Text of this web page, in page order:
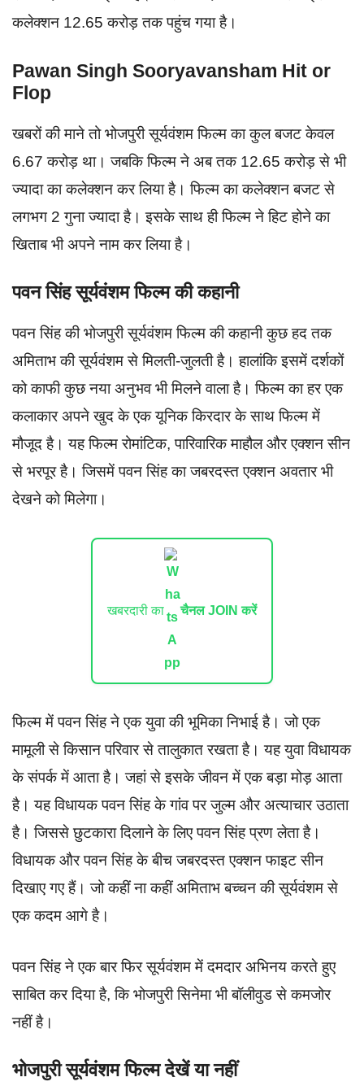
कलेक्शन 12.65 करोड़ तक पहुंच गया है।
Pawan Singh Sooryavansham Hit or
Flop
खबरों की माने तो भोजपुरी सूर्यवंशम फिल्म का कुल बजट केवल
6.67 करोड़ था। जबकि फिल्म ने अब तक 12.65 करोड़ से भी
ज्यादा का कलेक्शन कर लिया है। फिल्म का कलेक्शन बजट से
लगभग 2 गुना ज्यादा है। इसके साथ ही फिल्म ने हिट होने का
खिताब भी अपने नाम कर लिया है।
पवन सिंह सूर्यवंशम फिल्म की कहानी
पवन सिंह की भोजपुरी सूर्यवंशम फिल्म की कहानी कुछ हद तक
अमिताभ की सूर्यवंशम से मिलती-जुलती है। हालांकि इसमें दर्शकों
को काफी कुछ नया अनुभव भी मिलने वाला है। फिल्म का हर एक
कलाकार अपने खुद के एक यूनिक किरदार के साथ फिल्म में
मौजूद है। यह फिल्म रोमांटिक, पारिवारिक माहौल और एक्शन सीन
से भरपूर है। जिसमें पवन सिंह का जबरदस्त एक्शन अवतार भी
देखने को मिलेगा।
खबरदारी का चैनल JOIN करें
फिल्म में पवन सिंह ने एक युवा की भूमिका निभाई है। जो एक
मामूली से किसान परिवार से तालुकात रखता है। यह युवा विधायक
के संपर्क में आता है। जहां से इसके जीवन में एक बड़ा मोड़ आता
है। यह विधायक पवन सिंह के गांव पर जुल्म और अत्याचार उठाता
है। जिससे छुटकारा दिलाने के लिए पवन सिंह प्रण लेता है।
विधायक और पवन सिंह के बीच जबरदस्त एक्शन फाइट सीन
दिखाए गए हैं। जो कहीं ना कहीं अमिताभ बच्चन की सूर्यवंशम से
एक कदम आगे है।
पवन सिंह ने एक बार फिर सूर्यवंशम में दमदार अभिनय करते हुए
साबित कर दिया है, कि भोजपुरी सिनेमा भी बॉलीवुड से कमजोर
नहीं है।
भोजपुरी सूर्यवंशम फिल्म देखें या नहीं